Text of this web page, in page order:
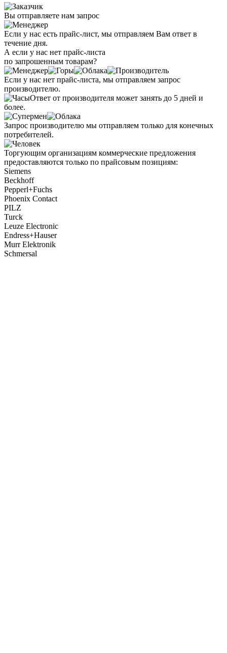
Вы отправляете нам запрос
Если у нас есть прайс-лист, мы отправляем Вам ответ в
течение дня.
А если у нас нет прайс-листа
по запрошенным товарам?
Если у нас нет прайс-листа, мы отправляем запрос
производителю.
Ответ от производителя может занять до 5 дней и
более.
Запрос производителю мы отправляем только для конечных
потребителей.
Торгующим организациям коммерческие предложения
предоставляются только по прайсовым позициям:
Siemens
Beckhoff
Pepperl+Fuchs
Phoenix Contact
PILZ
Turck
Leuze Electronic
Endress+Hauser
Murr Elektronik
Schmersal